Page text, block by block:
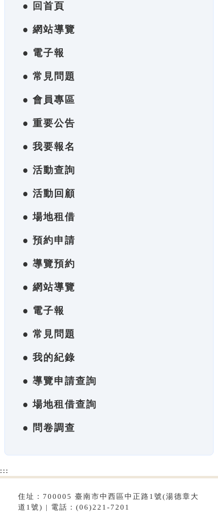
● 回首頁
● 網站導覽
● 電子報
● 常見問題
● 會員專區
● 重要公告
● 我要報名
● 活動查詢
● 活動回顧
● 場地租借
● 預約申請
● 導覽預約
● 網站導覽
● 電子報
● 常見問題
● 我的紀錄
● 導覽申請查詢
● 場地租借查詢
● 問卷調查
:::
住址：700005 臺南市中西區中正路1號(湯德章大
道1號) | 電話：(06)221-7201